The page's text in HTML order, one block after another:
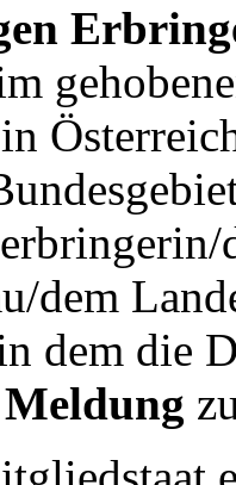
dem
dem die
Meldung